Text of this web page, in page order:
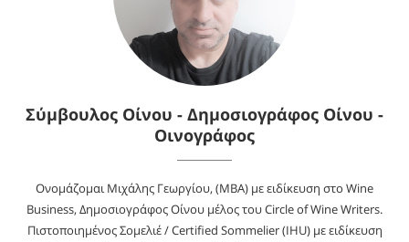
Σύμβουλος Οίνου - Δημοσιογράφος Οίνου -
Οινογράφος
Ονομάζομαι Μιχάλης Γεωργίου, (MBA) με ειδίκευση στο Wine
Business, Δημοσιογράφος Οίνου μέλος του Circle of Wine Writers.
Πιστοποιημένος Σομελιέ / Certified Sommelier (IHU) με ειδίκευση